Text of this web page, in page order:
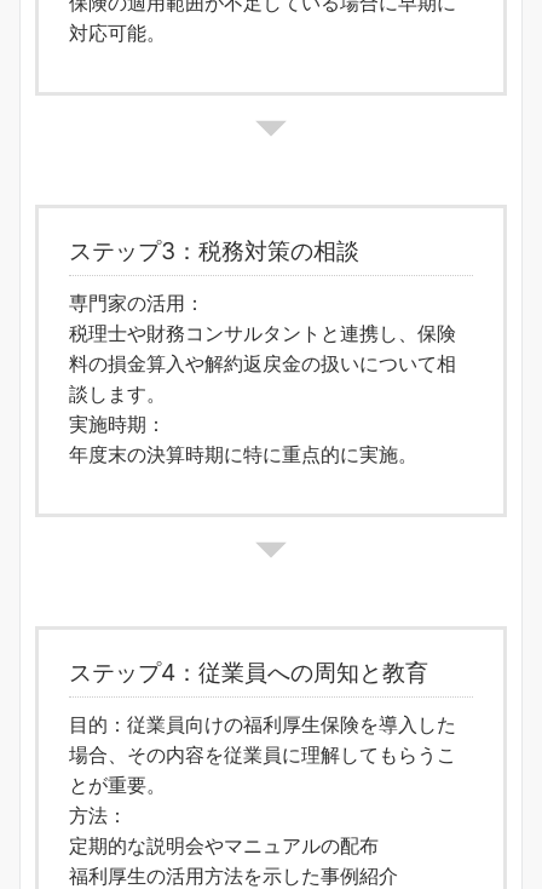
対応可能。
ステップ3：税務対策の相談
専門家の活用：
税理士や財務コンサルタントと連携し、保険
料の損金算入や解約返戻金の扱いについて相
談します。
実施時期：
年度末の決算時期に特に重点的に実施。
ステップ4：従業員への周知と教育
目的：従業員向けの福利厚生保険を導入した
場合、その内容を従業員に理解してもらうこ
とが重要。
方法：
定期的な説明会やマニュアルの配布
福利厚生の活用方法を示した事例紹介